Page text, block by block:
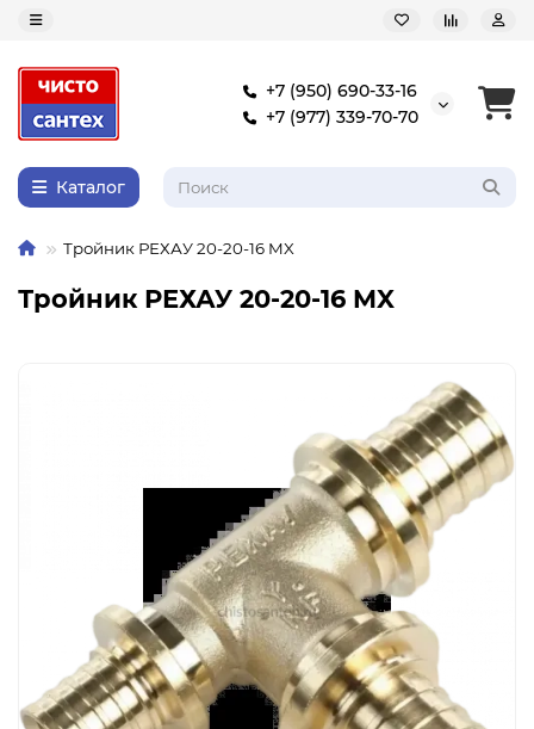
+7 (950) 690-33-16
+7 (977) 339-70-70
Каталог
Тройник РЕХАУ 20-20-16 MX
Тройник РЕХАУ 20-20-16 MX